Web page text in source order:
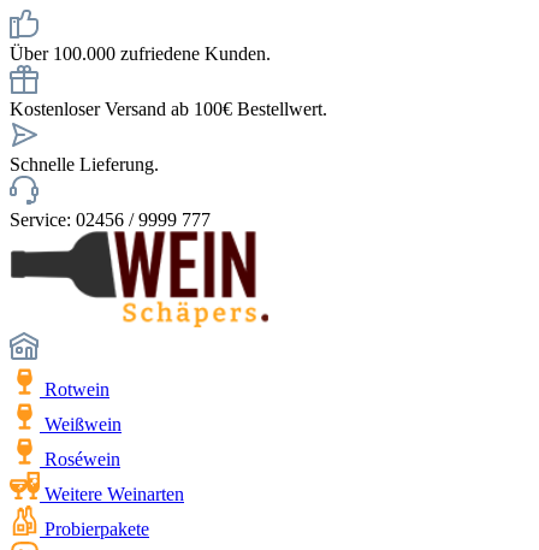
Über 100.000 zufriedene Kunden.
Kostenloser Versand ab 100€ Bestellwert.
Schnelle Lieferung.
Service: 02456 / 9999 777
Rotwein
Weißwein
Roséwein
Weitere Weinarten
Probierpakete